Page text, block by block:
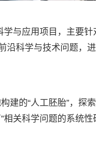
与应用项目，主要针
沿科学与技术问题，
建的“人工胚胎”，探
关科学问题的系统性